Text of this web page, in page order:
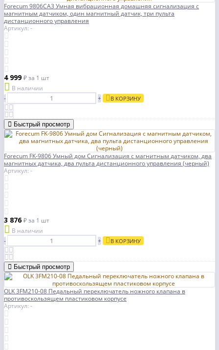
Forecum 9806CA3 Умная вибрационная домашняя сигнализация с
магнитным датчиком, один магнитный датчик, три пульта
дистанционного управления
Артикул: -
4 999₽за 1 шт
В наличии
-
+ В КОРЗИНУ
Быстрый просмотр
Forecum FK-9806 Умный дом Сигнализация с магнитным датчиком, два
магнитных датчика, два пульта дистанционного управления (черный)
Артикул: -
3 876₽за 1 шт
В наличии
-
+ В КОРЗИНУ
Быстрый просмотр
OLK 3FM210-08 Педальный переключатель ножного клапана в
противоскользящем пластиковом корпусе
Артикул: -